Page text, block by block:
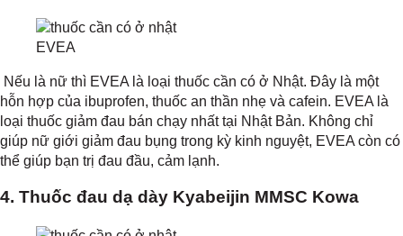
EVEA
Nếu là nữ thì EVEA là loại thuốc cần có ở Nhật. Đây là một
hỗn hợp của ibuprofen, thuốc an thần nhẹ và cafein. EVEA là
loại thuốc giảm đau bán chạy nhất tại Nhật Bản. Không chỉ
giúp nữ giới giảm đau bụng trong kỳ kinh nguyệt, EVEA còn có
thể giúp bạn trị đau đầu, cảm lạnh.
4. Thuốc đau dạ dày Kyabeijin MMSC Kowa